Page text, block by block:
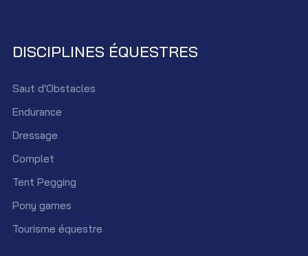
DISCIPLINES ÉQUESTRES
Saut d'Obstacles
Endurance
Dressage
Complet
Tent Pegging
Pony games
Tourisme équestre